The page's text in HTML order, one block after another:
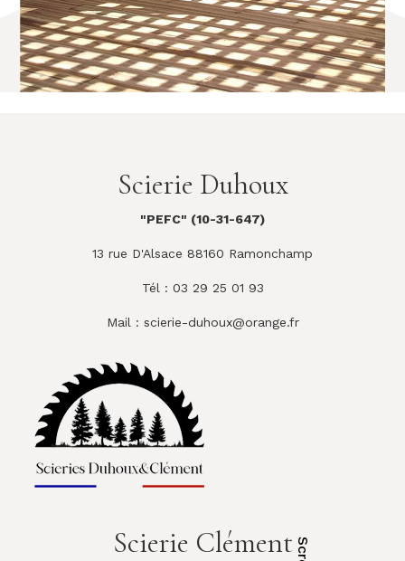
Scierie Duhoux
"PEFC" (10-31-647)
13 rue D'Alsace 88160 Ramonchamp
Tél : 03 29 25 01 93
Mail : scierie-duhoux@orange.fr
Scierie Clément